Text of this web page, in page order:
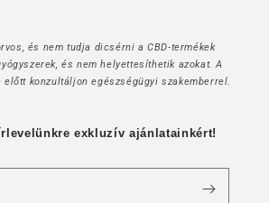
és nem tudja dicsérni a CBD-termékek
és nem helyettesíthetik azokat. A
konzultáljon egészségügyi szakemberrel.
exkluzív ajánlatainkért!